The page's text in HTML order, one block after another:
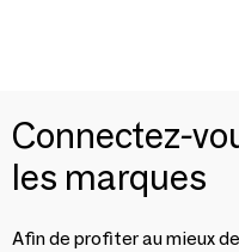
Connectez-
les marques
Afin de profiter au mieux